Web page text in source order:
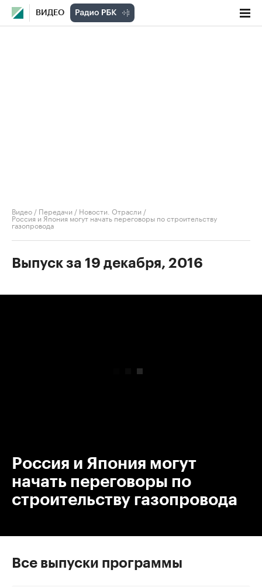
ВИДЕО
Видео / Передачи / Новости. Отрасли /
Россия и Япония могут начать переговоры по строительству
газопровода
Выпуск за 19 декабря, 2016
Россия и Япония могут
начать переговоры по
строительству газопровода
Все выпуски программы